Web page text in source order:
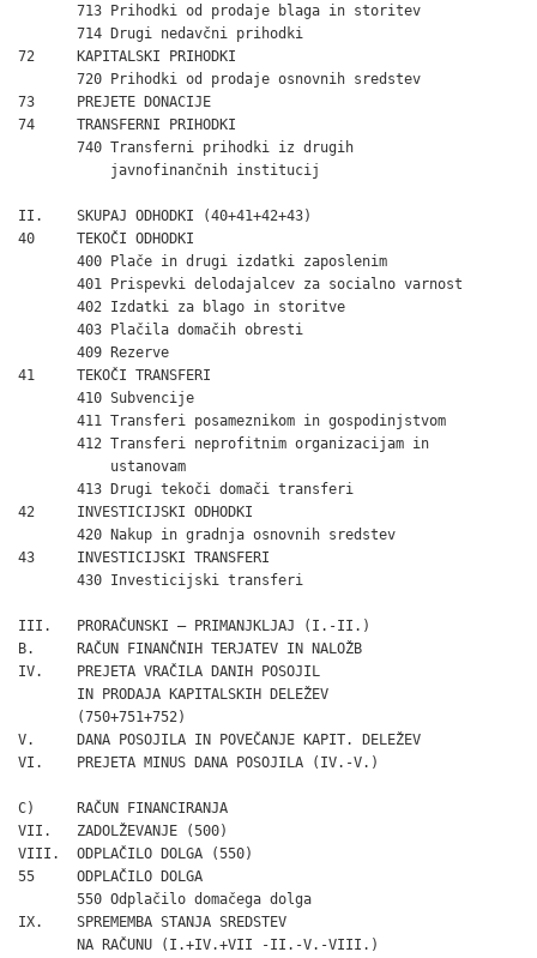
713 Prihodki od prodaje blaga in storitev
714 Drugi nedavčni prihodki
72     KAPITALSKI PRIHODKI
720 Prihodki od prodaje osnovnih sredstev
73     PREJETE DONACIJE
74     TRANSFERNI PRIHODKI
       740 Transferni prihodki iz drugih
javnofinančnih institucij
II.    SKUPAJ ODHODKI (40+41+42+43)
40     TEKOČI ODHODKI
400 Plače in drugi izdatki zaposlenim
401 Prispevki delodajalcev za socialno varnost
402 Izdatki za blago in storitve
403 Plačila domačih obresti
409 Rezerve
41     TEKOČI TRANSFERI
410 Subvencije
411 Transferi posameznikom in gospodinjstvom
       412 Transferi neprofitnim organizacijam in
ustanovam
413 Drugi tekoči domači transferi
42     INVESTICIJSKI ODHODKI
420 Nakup in gradnja osnovnih sredstev
43     INVESTICIJSKI TRANSFERI
430 Investicijski transferi
III.   PRORAČUNSKI – PRIMANJKLJAJ (I.-II.)
B.     RAČUN FINANČNIH TERJATEV IN NALOŽB
IV.    PREJETA VRAČILA DANIH POSOJIL
       IN PRODAJA KAPITALSKIH DELEŽEV
       (750+751+752)
V.     DANA POSOJILA IN POVEČANJE KAPIT. DELEŽEV
VI.    PREJETA MINUS DANA POSOJILA (IV.-V.)
C)     RAČUN FINANCIRANJA
VII.   ZADOLŽEVANJE (500)
VIII.  ODPLAČILO DOLGA (550)
55     ODPLAČILO DOLGA
550 Odplačilo domačega dolga
IX.    SPREMEMBA STANJA SREDSTEV
NA RAČUNU (I.+IV.+VII -II.-V.-VIII.)